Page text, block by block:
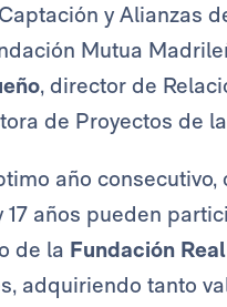
y Alianzas
Mutua
, director de
de Proyectos de
año
años pueden
de la Fundación
adquiriendo tanto